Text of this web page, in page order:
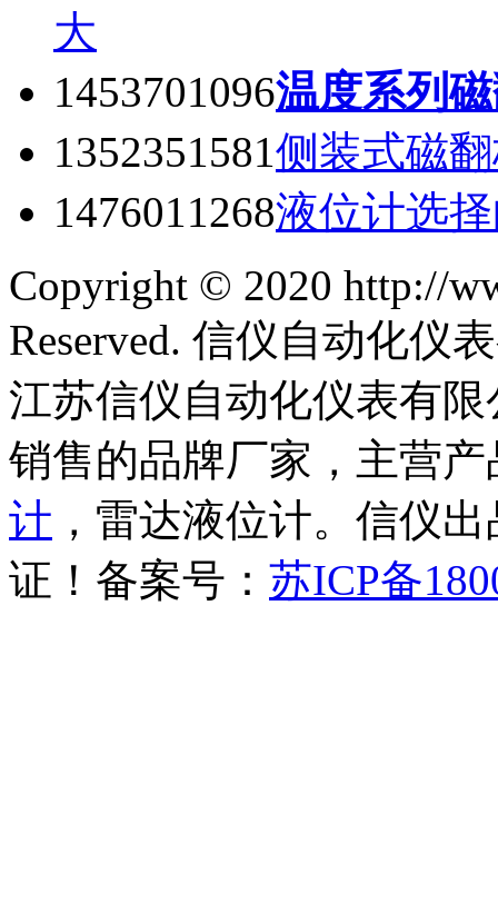
大
1453701096温度系列
1352351581侧装式磁
1476011268液位计选
Copyright © 2020 http://
Reserved. 信仪自动化仪
江苏信仪自动化仪表有
销售的品牌厂家，主营产
计 ，雷达液位计。信仪
证！备案号： 苏ICP备